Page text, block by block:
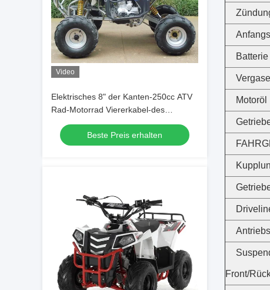
Video
Elektrisches 8" der Kanten-250cc ATV
Rad-Motorrad Viererkabel-des
Fahrrad-4 mit manueller Kupplung
Beste Preis erhalten
Batterie
Motoröl
Front/